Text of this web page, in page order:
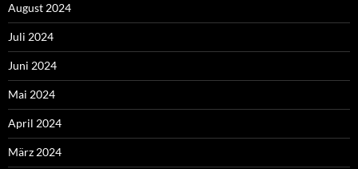
August 2024
Juli 2024
Juni 2024
Mai 2024
April 2024
März 2024